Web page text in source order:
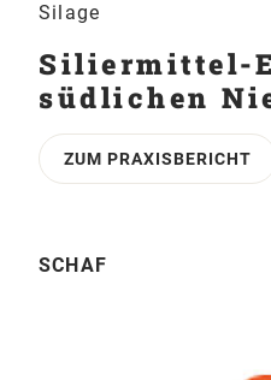
Silage
Siliermittel-
südlichen
ZUM PRAXISBERICHT
SCHAF